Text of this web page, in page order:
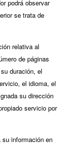
podrá observar
se trata de
relativa al
de páginas
duración, el
el idioma, el
su dirección
servicio por
su información en